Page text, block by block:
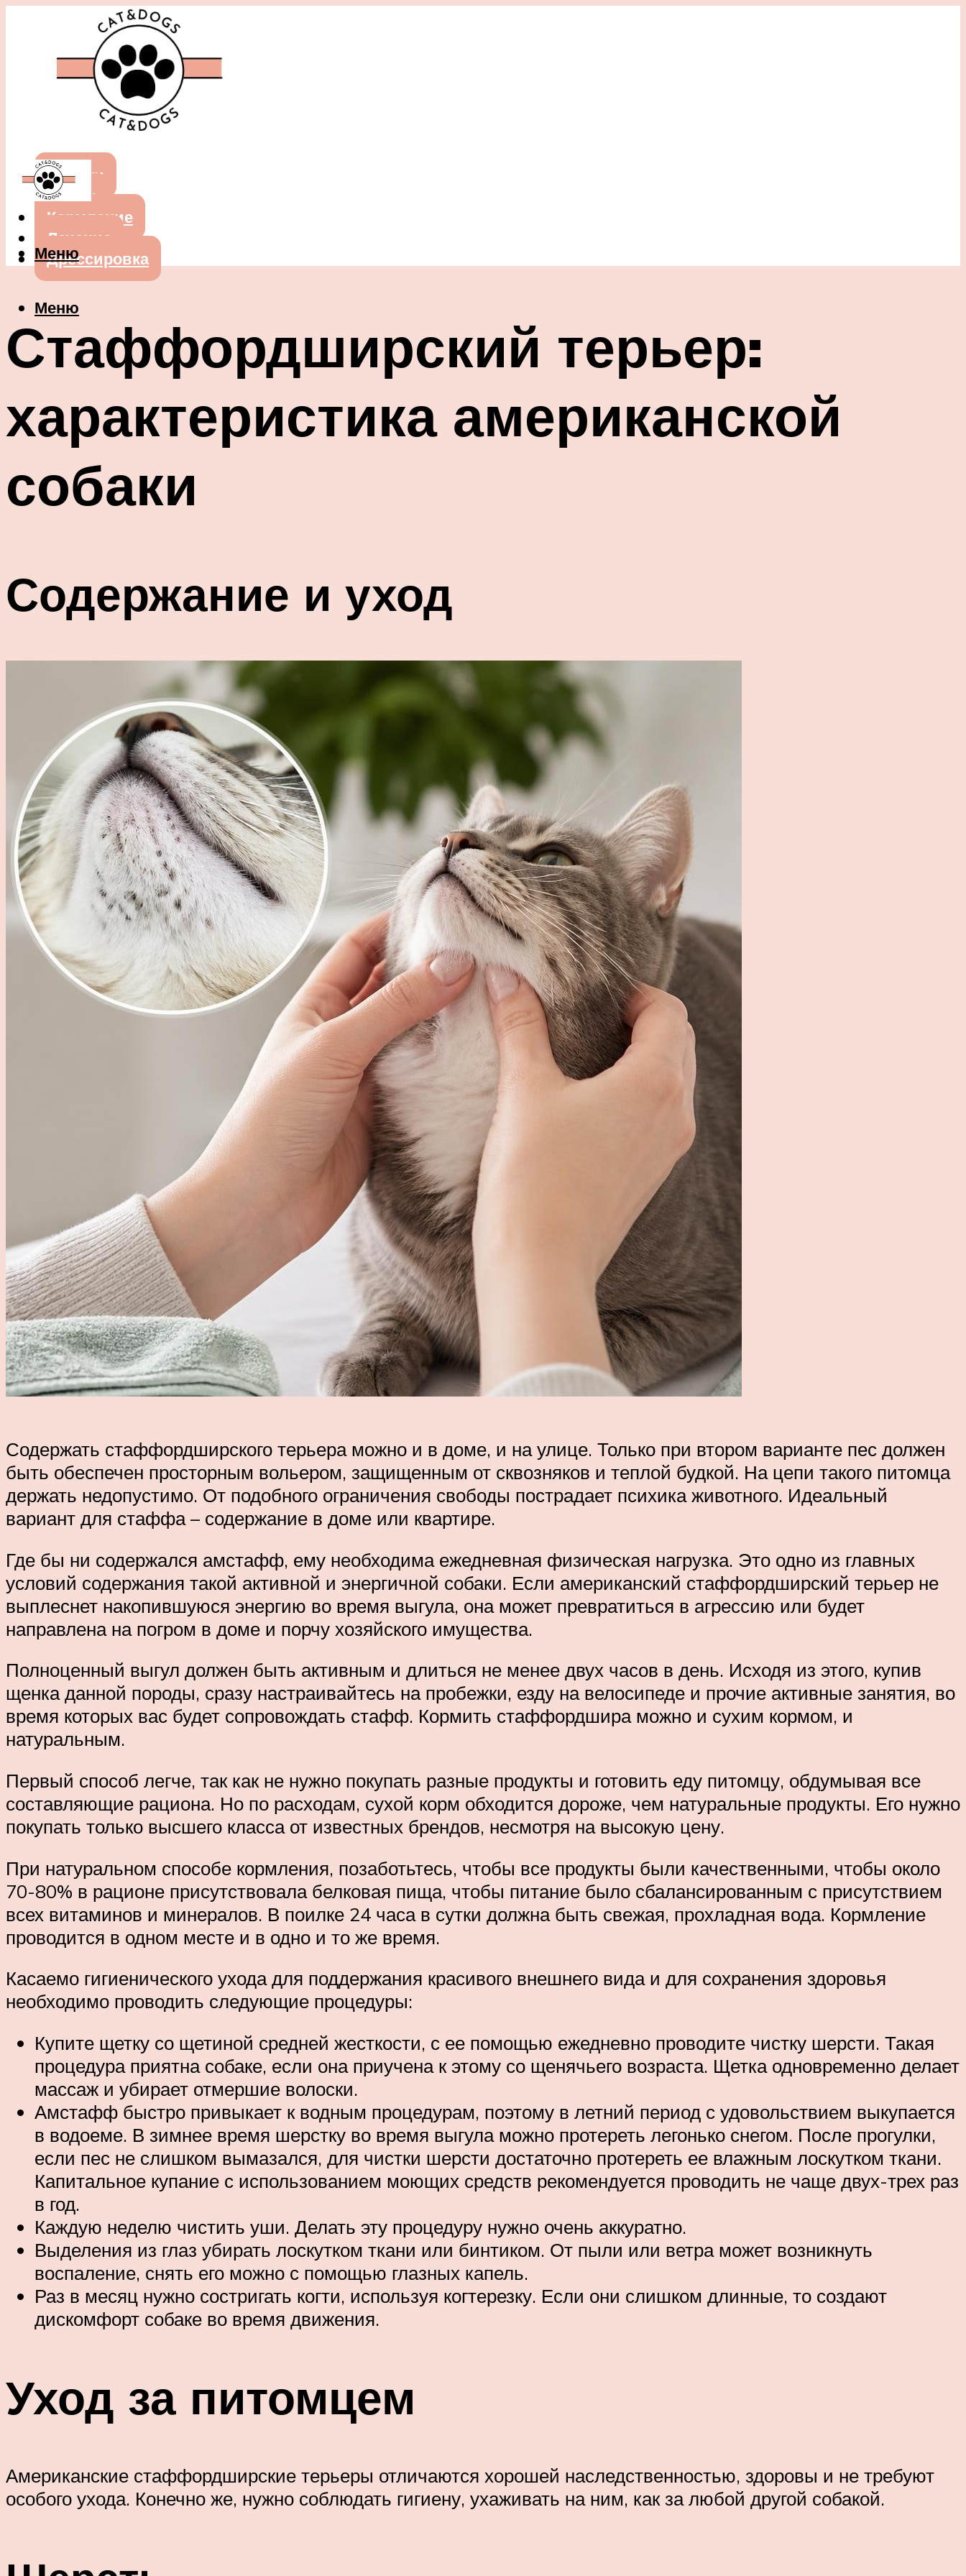
Собаки
Кошки
Кормление
Лечение
Дрессировка
Меню
Меню
Стаффордширский терьер:
характеристика американской
собаки
Содержание и уход
Содержать стаффордширского терьера можно и в доме, и на улице. Только при втором варианте пес должен
быть обеспечен просторным вольером, защищенным от сквозняков и теплой будкой. На цепи такого питомца
держать недопустимо. От подобного ограничения свободы пострадает психика животного. Идеальный
вариант для стаффа – содержание в доме или квартире.
Где бы ни содержался амстафф, ему необходима ежедневная физическая нагрузка. Это одно из главных
условий содержания такой активной и энергичной собаки. Если американский стаффордширский терьер не
выплеснет накопившуюся энергию во время выгула, она может превратиться в агрессию или будет
направлена на погром в доме и порчу хозяйского имущества.
Полноценный выгул должен быть активным и длиться не менее двух часов в день. Исходя из этого, купив
щенка данной породы, сразу настраивайтесь на пробежки, езду на велосипеде и прочие активные занятия, во
время которых вас будет сопровождать стафф. Кормить стаффордшира можно и сухим кормом, и
натуральным.
Первый способ легче, так как не нужно покупать разные продукты и готовить еду питомцу, обдумывая все
составляющие рациона. Но по расходам, сухой корм обходится дороже, чем натуральные продукты. Его нужно
покупать только высшего класса от известных брендов, несмотря на высокую цену.
При натуральном способе кормления, позаботьтесь, чтобы все продукты были качественными, чтобы около
70-80% в рационе присутствовала белковая пища, чтобы питание было сбалансированным с присутствием
всех витаминов и минералов. В поилке 24 часа в сутки должна быть свежая, прохладная вода. Кормление
проводится в одном месте и в одно и то же время.
Касаемо гигиенического ухода для поддержания красивого внешнего вида и для сохранения здоровья
необходимо проводить следующие процедуры:
Купите щетку со щетиной средней жесткости, с ее помощью ежедневно проводите чистку шерсти. Такая
процедура приятна собаке, если она приучена к этому со щенячьего возраста. Щетка одновременно делает
массаж и убирает отмершие волоски.
Амстафф быстро привыкает к водным процедурам, поэтому в летний период с удовольствием выкупается
в водоеме. В зимнее время шерстку во время выгула можно протереть легонько снегом. После прогулки,
если пес не слишком вымазался, для чистки шерсти достаточно протереть ее влажным лоскутком ткани.
Капитальное купание с использованием моющих средств рекомендуется проводить не чаще двух-трех раз
в год.
Каждую неделю чистить уши. Делать эту процедуру нужно очень аккуратно.
Выделения из глаз убирать лоскутком ткани или бинтиком. От пыли или ветра может возникнуть
воспаление, снять его можно с помощью глазных капель.
Раз в месяц нужно состригать когти, используя когтерезку. Если они слишком длинные, то создают
дискомфорт собаке во время движения.
Уход за питомцем
Американские стаффордширские терьеры отличаются хорошей наследственностью, здоровы и не требуют
особого ухода. Конечно же, нужно соблюдать гигиену, ухаживать на ним, как за любой другой собакой.